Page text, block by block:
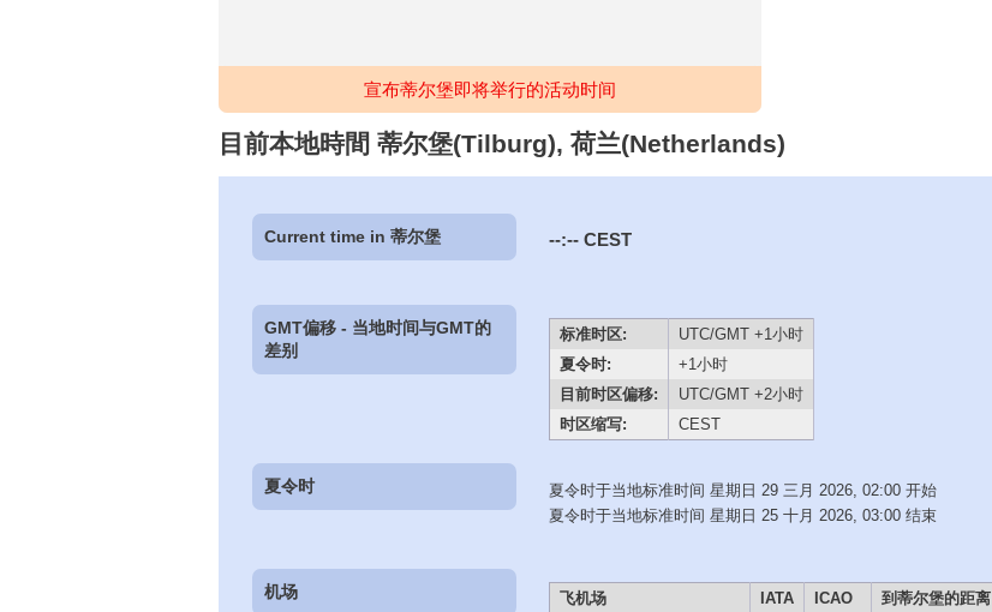
宣布蒂尔堡即将举行的活动时间
目前本地時間 蒂尔堡(Tilburg), 荷兰(Netherlands)
Current time in 蒂尔堡 --:-- CEST
GMT偏移 - 当地时间与GMT的
差别
标准时区:
UTC/GMT +1小时
夏令时:
+1小时
目前时区偏移:
UTC/GMT +2小时
时区缩写:
CEST
夏令时
夏令时于当地标准时间 星期日 29 三月 2026, 02:00 开始
夏令时于当地标准时间 星期日 25 十月 2026, 03:00 结束
机场 飞机场 IATA ICAO 到蒂尔堡的距离